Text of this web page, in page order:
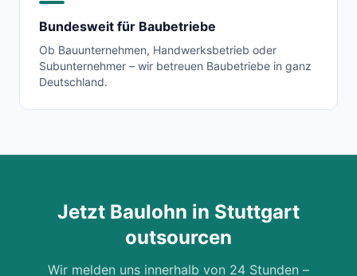
Bundesweit für Baubetriebe
Ob Bauunternehmen, Handwerksbetrieb oder
Subunternehmer – wir betreuen Baubetriebe in ganz
Deutschland.
Jetzt Baulohn in Stuttgart
outsourcen
Wir melden uns innerhalb von 24 Stunden –